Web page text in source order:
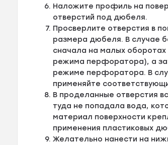
Наложите профиль на
отверстий под дюбеля.
Просверлите отверстия в
размера дюбеля. В случае
сначала на малых
режима перфоратора), а
режиме перфоратора. В
применяйте
В проделанные отверстия
туда не попадала вода,
материал поверхности
применения пластиковых
Желательно нанести на